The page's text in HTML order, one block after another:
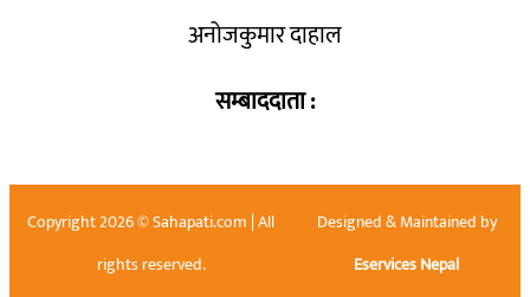
अनोजकुमार दाहाल
सम्बाददाता :
Copyright 2026 © Sahapati.com | All
rights reserved.
Designed & Maintained by
Eservices Nepal